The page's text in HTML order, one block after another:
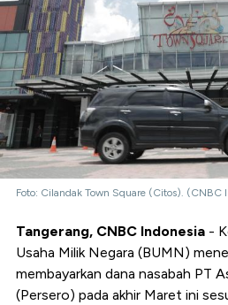
Foto: Cilandak Town Square (Citos). (CNBC
Tangerang, CNBC Indonesia -
Usaha Milik Negara (BUMN)
membayarkan dana nasabah PT
(Persero) pada akhir Maret ini